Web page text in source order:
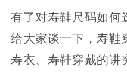
有了对寿鞋尺码如何
给大家谈一下，寿鞋
寿衣、寿鞋穿戴的讲